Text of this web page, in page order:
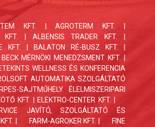
KFT. | AGROTERM KFT. |
KFT. | ALBENSIS TRADER KFT. |
KFT. | BALATON RÉ-BUSZ KFT. |
MÉRNÖKI MENEDZSMENT KFT. |
WELLNESS ÉS KONFERENCIA
AUTOMATIKA SZOLGÁLTATÓ
SAJTMŰHELY ÉLELMISZERIPARI
KFT. | ELEKTRO-CENTER KFT. |
JAVÍTÓ, SZOLGÁLTATÓ ÉS
FARM-AGROKER KFT. |
FINE